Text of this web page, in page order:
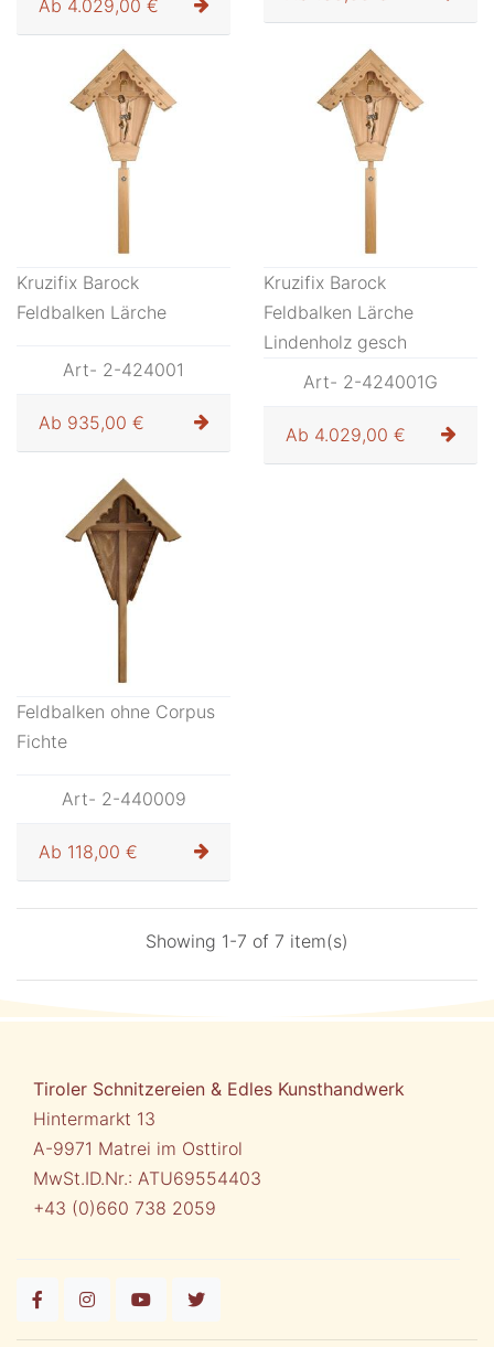
Ab 4.029,00 €
Kruzifix Barock
Feldbalken Lärche
Art- 2-424001
Ab 935,00 €
Kruzifix Barock
Feldbalken Lärche
Lindenholz gesch
Art- 2-424001G
Ab 4.029,00 €
Feldbalken ohne Corpus
Fichte
Art- 2-440009
Ab 118,00 €
Showing 1-7 of 7 item(s)
Tiroler Schnitzereien & Edles Kunsthandwerk
Hintermarkt 13
A-9971 Matrei im Osttirol
MwSt.ID.Nr.: ATU69554403
+43 (0)660 738 2059